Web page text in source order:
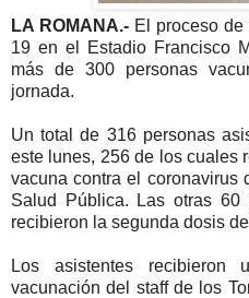
LA ROMANA.- El proceso
19 en el Estadio Francisco
más de 300 personas
jornada.
Un total de 316 personas
este lunes, 256 de los cuales
vacuna contra el coronavirus
Salud Pública. Las otras
recibieron la segunda dosis
Los asistentes
vacunación del staff de los